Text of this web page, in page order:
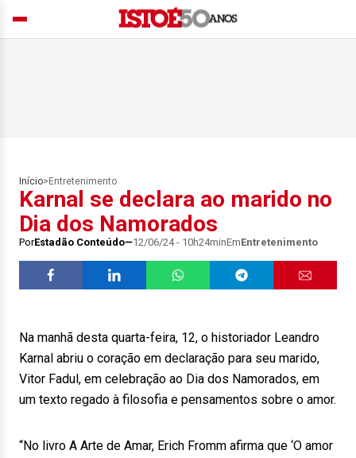
Início> Entretenimento
Karnal se declara ao marido no
Dia dos Namorados
PorEstadão Conteúdo 12/06/24 - 10h24minEmEntretenimento
Na manhã desta quarta-feira, 12, o historiador Leandro
Karnal abriu o coração em declaração para seu marido,
Vitor Fadul, em celebração ao Dia dos Namorados, em
um texto regado à filosofia e pensamentos sobre o amor.
“No livro A Arte de Amar, Erich Fromm afirma que ‘O amor